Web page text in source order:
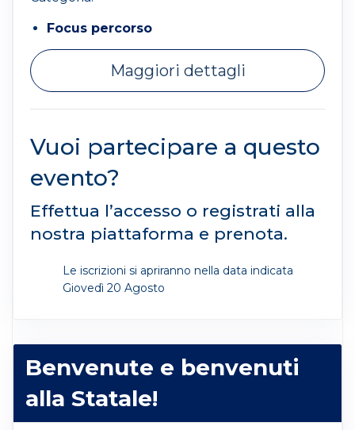
Focus percorso
Maggiori dettagli
Vuoi partecipare a questo
evento?
Effettua l’accesso o registrati alla
nostra piattaforma e prenota.
Le iscrizioni si apriranno nella data indicata
Giovedì 20 Agosto
Benvenute e benvenuti
alla Statale!